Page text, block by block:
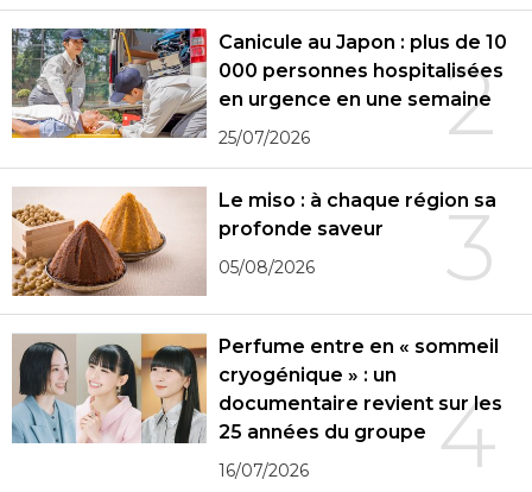
2
Canicule au Japon : plus de 10
000 personnes hospitalisées
en urgence en une semaine
25/07/2026
3
Le miso : à chaque région sa
profonde saveur
05/08/2026
4
Perfume entre en « sommeil
cryogénique » : un
documentaire revient sur les
25 années du groupe
16/07/2026